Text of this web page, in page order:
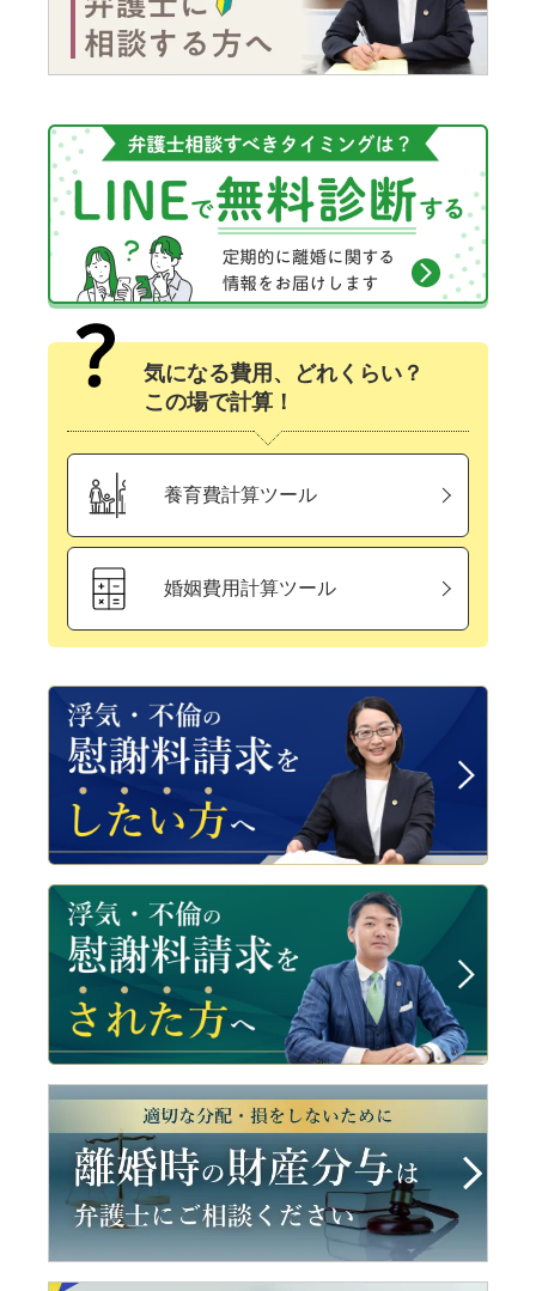
気になる費用、どれくらい？
この場で計算！
養育費計算ツール
婚姻費用計算ツール